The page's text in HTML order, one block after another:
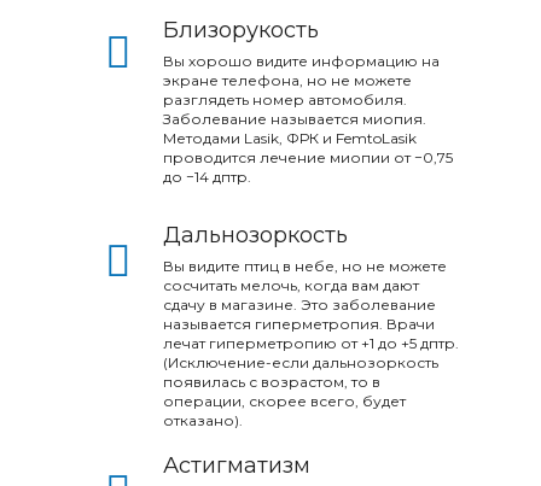
Близорукость
Вы хорошо видите информацию на
экране телефона, но не можете
разглядеть номер автомобиля.
Заболевание называется миопия.
Методами Lasik, ФРК и FemtoLasik
проводится лечение миопии от −0,75
до −14 дптр.
Дальнозоркость
Вы видите птиц в небе, но не можете
сосчитать мелочь, когда вам дают
сдачу в магазине. Это заболевание
называется гиперметропия. Врачи
лечат гиперметропию от +1 до +5 дптр.
(Исключение-если дальнозоркость
появилась с возрастом, то в
операции, скорее всего, будет
отказано).
Астигматизм